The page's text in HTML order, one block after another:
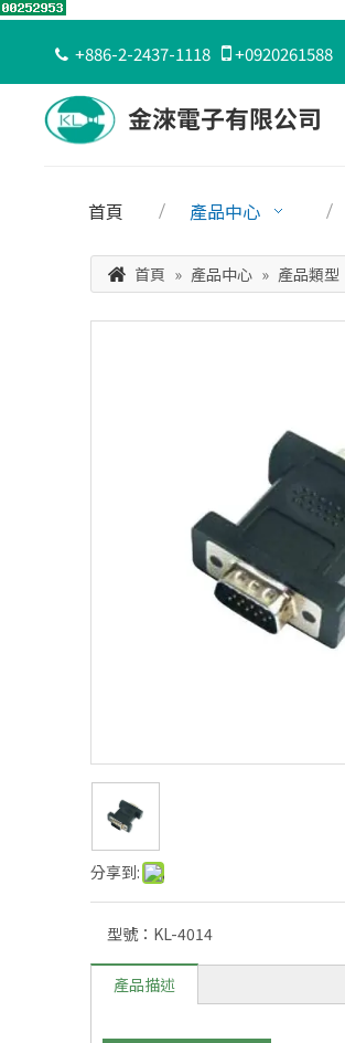
 +886-2-2437-1118 +0920261588
首頁 產品中心
首頁 » 產品中心 » 產品類型
分享到:
型號： KL-4014
產品描述